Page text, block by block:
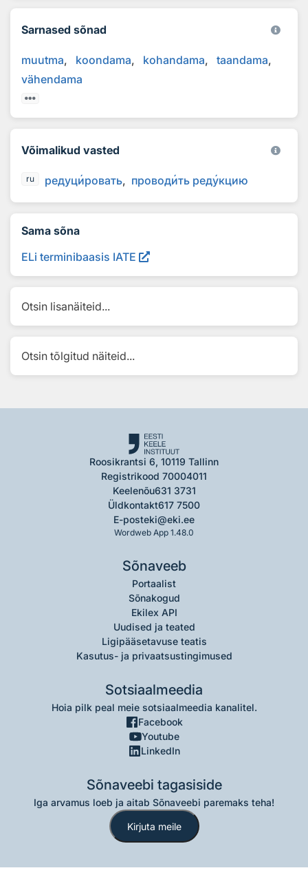
Sarnased sõnad
muutma koondama kohandama
taandama
vähendama
Võimalikud vasted
ru редуцировать проводить редукцию
Sama sõna
ELi terminibaasis IATE
Otsin lisanäiteid...
Otsin tõlgitud näiteid...
Roosikrantsi 6, 10119 Tallinn
Registrikood 70004011
Keelenõu631 3731
Üldkontakt617 7500
E-posteki@eki.ee
Wordweb App 1.48.0
Sõnaveeb
Portaalist
Sõnakogud
Ekilex API
Uudised ja teated
Ligipääsetavuse teatis
Kasutus- ja privaatsustingimused
Sotsiaalmeedia
Hoia pilk peal meie sotsiaalmeedia kanalitel.
Facebook
Youtube
LinkedIn
Sõnaveebi tagasiside
Iga arvamus loeb ja aitab Sõnaveebi paremaks teha!
Kirjuta meile